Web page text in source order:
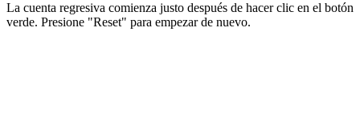
La cuenta regresiva comienza justo después de hacer clic en el botón
verde. Presione "Reset" para empezar de nuevo.